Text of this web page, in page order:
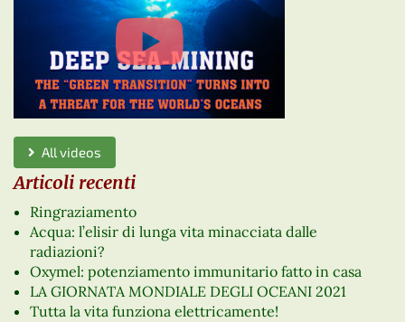
All videos
Articoli recenti
Ringraziamento
Acqua: l’elisir di lunga vita minacciata dalle
radiazioni?
Oxymel: potenziamento immunitario fatto in casa
LA GIORNATA MONDIALE DEGLI OCEANI 2021
Tutta la vita funziona elettricamente!